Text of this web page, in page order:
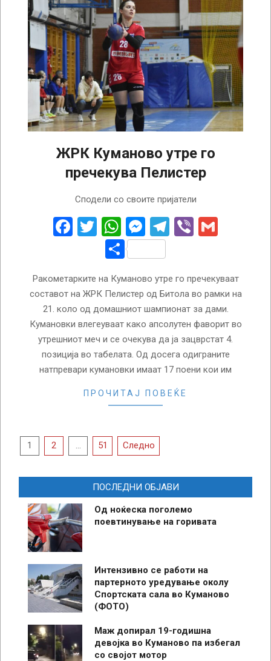
ЖРК Куманово утре го
пречекува Пелистер
Сподели со своите пријатели
Facebook
Twitter
WhatsApp
Messenger
Telegram
Viber
Share
Ракометарките на Куманово утре го пречекуваат
составот на ЖРК Пелистер од Битола во рамки на
21. коло од домашниот шампионат за дами.
Кумановки влегеуваат како апсолутен фаворит во
утрешниот меч и се очекува да ја зацврстат 4.
позиција во табелата. Од досега одиграните
натпревари кумановки имаат 17 поени кои им
ПРОЧИТАЈ ПОВЕЌЕ
Posts
1 2 … 51 Следно
ПОСЛЕДНИ ОБЈАВИ
Од ноќеска поголемо
поевтинување на горивата
Интензивно се работи на
партерното уредување околу
Спортската сала во Куманово
(ФОТО)
Маж допирал 19-годишна
девојка во Куманово па избегал
со својот мотор